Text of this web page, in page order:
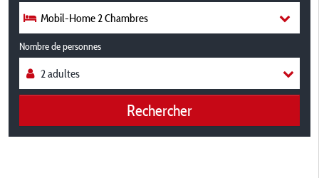
Mobil-Home 2 Chambres
Nombre de personnes
Rechercher